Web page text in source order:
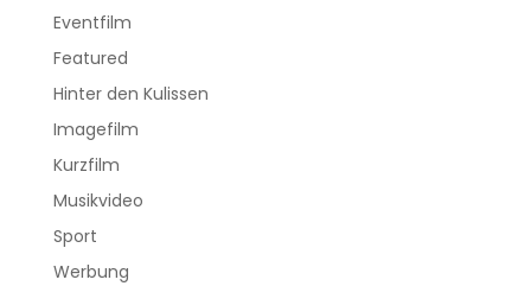
Eventfilm
Featured
Hinter den Kulissen
Imagefilm
Kurzfilm
Musikvideo
Sport
Werbung